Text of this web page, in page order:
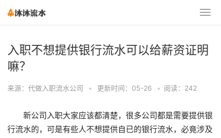
入职不想提供银行流水可以给薪资证明
嘛？
来源：代做入职流水公司 • 更新时间：05-26 • 阅读：242
新公司入职大家应该都清楚，很多公司都是需要提供银
行流水的，可是有些人不想提供自已的银行流水，必竟涉及